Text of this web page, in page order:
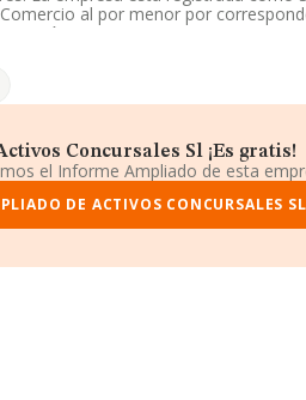
al por menor por
Valencia, Comunidad Valenciana.
sobre 11.706 empresas
millones de euros y la media entre
a la información de la
los datos de sector, en 2019,
Concursales Sl ¡Es gratis!
el Informe Ampliado de esta
DE ACTIVOS CONCURSALES SL